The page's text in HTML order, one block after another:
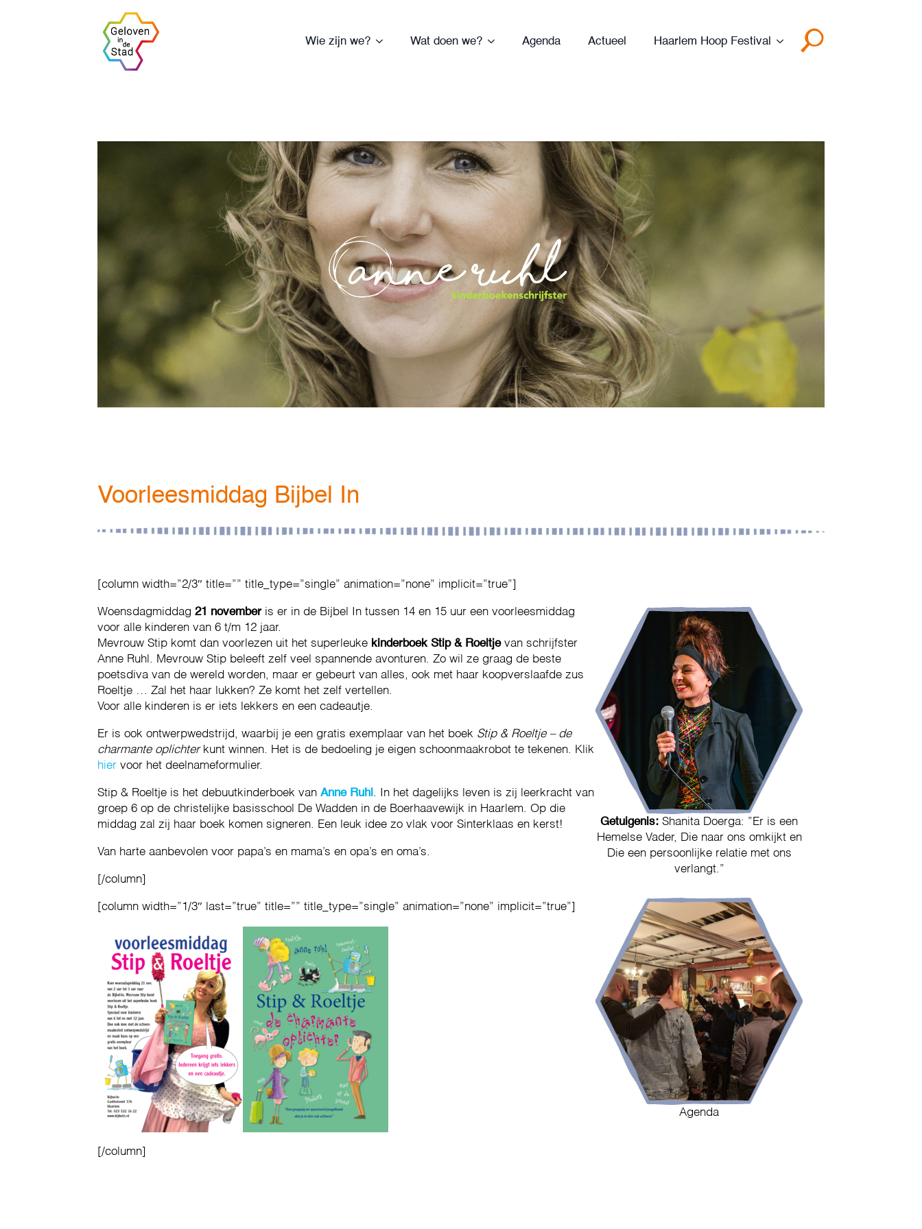
Wie zijn we? Wat doen we? Agenda Actueel Haarlem Hoop Festival
Voorleesmiddag Bijbel In
[column width=”2/3″ title=”” title_type=”single” animation=”none” implicit=”true”]
Woensdagmiddag 21 novemberis er in de Bijbel In tussen 14 en 15 uur een voorleesmiddag
voor alle kinderen van 6 t/m 12 jaar.
Mevrouw Stip komt dan voorlezen uit het superleuke kinderboek Stip & Roeltje van schrijfster
Anne Ruhl. Mevrouw Stip beleeft zelf veel spannende avonturen. Zo wil ze graag de beste
poetsdiva van de wereld worden, maar er gebeurt van alles, ook met haar koopverslaafde zus
Roeltje … Zal het haar lukken? Ze komt het zelf vertellen.
Voor alle kinderen is er iets lekkers en een cadeautje.
Er is ook ontwerpwedstrijd, waarbij je een gratis exemplaar van het boek Stip & Roeltje – de
charmante oplichterkunt winnen. Het is de bedoeling je eigen schoonmaakrobot te tekenen. Klik
hier voor het deelnameformulier.
Stip & Roeltje is het debuutkinderboek van Anne Ruhl . In het dagelijks leven is zij leerkracht van
groep 6 op de christelijke basisschool De Wadden in de Boerhaavewijk in Haarlem. Op die
middag zal zij haar boek komen signeren. Een leuk idee zo vlak voor Sinterklaas en kerst!
Van harte aanbevolen voor papa’s en mama’s en opa’s en oma’s.
[/column]
[column width=”1/3″ last=”true” title=”” title_type=”single” animation=”none” implicit=”true”]
[/column]
Getuigenis: Shanita Doerga: ”Er is een
Hemelse Vader, Die naar ons omkijkt en
Die een persoonlijke relatie met ons
verlangt.”
Agenda